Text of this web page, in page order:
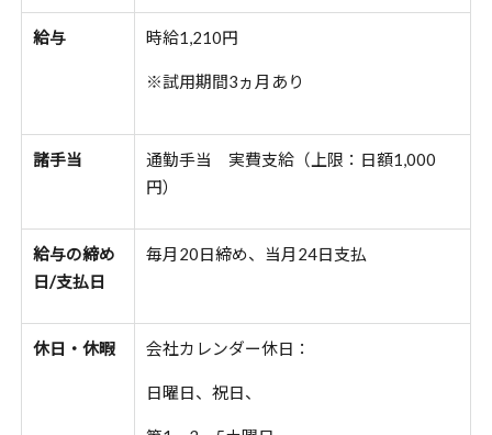
給与 時給1,210円
※試用期間3ヵ月あり
諸手当 通勤手当 実費支給（上限： 日額1,000
円）
給与の締め
日/支払日
毎月20日締め、当月24日支払
休日・休暇 会社カレンダー休日：
日曜日、祝日、